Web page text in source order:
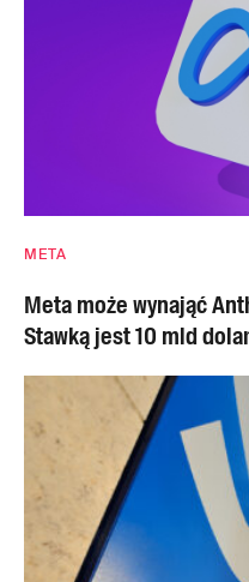
META
Meta może wynająć
Stawką jest 10 mld